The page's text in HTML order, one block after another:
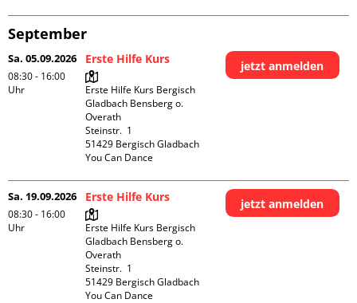
September
Sa. 05.09.2026
08:30 - 16:00
Uhr
Erste Hilfe Kurs
Erste Hilfe Kurs Bergisch
Gladbach Bensberg o.
Overath
Steinstr.  1
51429 Bergisch Gladbach
You Can Dance
jetzt anmelden
Sa. 19.09.2026
08:30 - 16:00
Uhr
Erste Hilfe Kurs
Erste Hilfe Kurs Bergisch
Gladbach Bensberg o.
Overath
Steinstr.  1
51429 Bergisch Gladbach
You Can Dance
jetzt anmelden